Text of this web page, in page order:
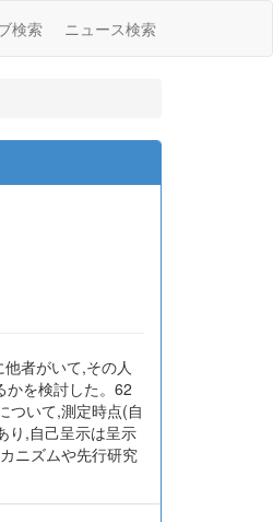
検索 ニュース検索
者がいて,その人
かを検討した。62
ついて,測定時点(自
り,自己呈示は呈示
ニズムや先行研究